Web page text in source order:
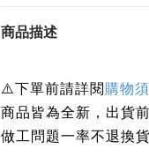
商品描述
⚠️下單前請詳閱 購物
商品皆為全新，出貨
做工問題一率不退換